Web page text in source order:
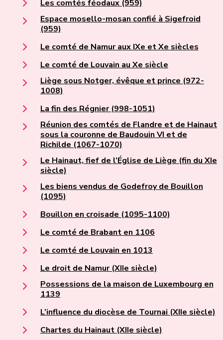
Les comtés féodaux (959)
Espace mosello-mosan confié à Sigefroid
(959)
Le comté de Namur aux IXe et Xe siècles
Le comté de Louvain au Xe siècle
Liège sous Notger, évêque et prince (972-
1008)
La fin des Régnier (998-1051)
Réunion des comtés de Flandre et de Hainaut
sous la couronne de Baudouin VI et de
Richilde (1067-1070)
Le Hainaut, fief de l’Église de Liège (fin du XIe
siècle)
Les biens vendus de Godefroy de Bouillon
(1095)
Bouillon en croisade (1095-1100)
Le comté de Brabant en 1106
Le comté de Louvain en 1013
Le droit de Namur (XIIe siècle)
Possessions de la maison de Luxembourg en
1139
L’influence du diocèse de Tournai (XIIe siècle)
Chartes du Hainaut (XIIe siècle)